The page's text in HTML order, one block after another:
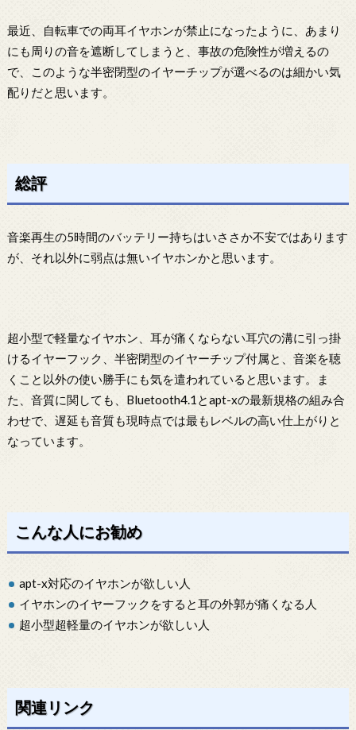
最近、自転車での両耳イヤホンが禁止になったように、あまり
にも周りの音を遮断してしまうと、事故の危険性が増えるの
で、このような半密閉型のイヤーチップが選べるのは細かい気
配りだと思います。
総評
音楽再生の5時間のバッテリー持ちはいささか不安ではあります
が、それ以外に弱点は無いイヤホンかと思います。
超小型で軽量なイヤホン、耳が痛くならない耳穴の溝に引っ掛
けるイヤーフック、半密閉型のイヤーチップ付属と、音楽を聴
くこと以外の使い勝手にも気を遣われていると思います。ま
た、音質に関しても、Bluetooth4.1とapt-xの最新規格の組み合
わせで、遅延も音質も現時点では最もレベルの高い仕上がりと
なっています。
こんな人にお勧め
apt-x対応のイヤホンが欲しい人
イヤホンのイヤーフックをすると耳の外郭が痛くなる人
超小型超軽量のイヤホンが欲しい人
関連リンク